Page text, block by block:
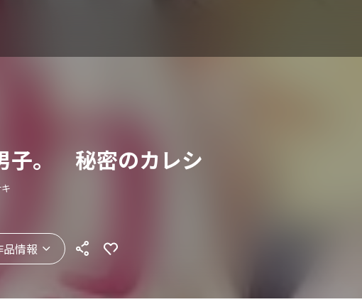
子。 秘密のカレシ
品情報